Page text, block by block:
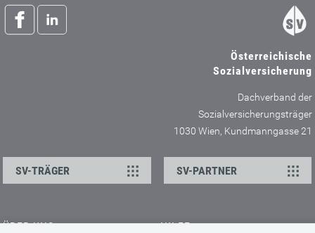
Österreichische
Sozialversicherung
Dachverband der
Sozialversicherungsträger
1030 Wien, Kundmanngasse 21
SV-TRÄGER SV-PARTNER
ÜBER UNS HILFE